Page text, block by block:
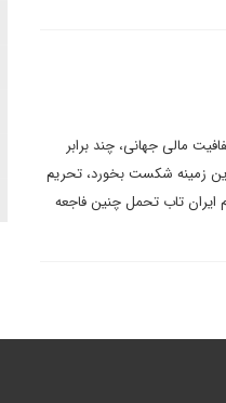
مالی جهانی، چند برابر
زمینه شکست بخورد، تحریم
ایران تاب تحمل چنین فاجعه